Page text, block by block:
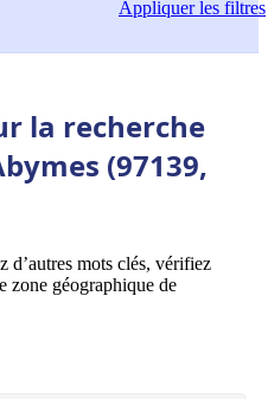
Appliquerles filtres
la recherche
(97139,
d’autres mots clés, vérifiez
zone géographique de